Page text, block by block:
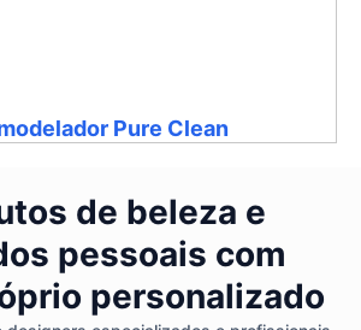
Pure Clean
de beleza e
pessoais com
personalizado